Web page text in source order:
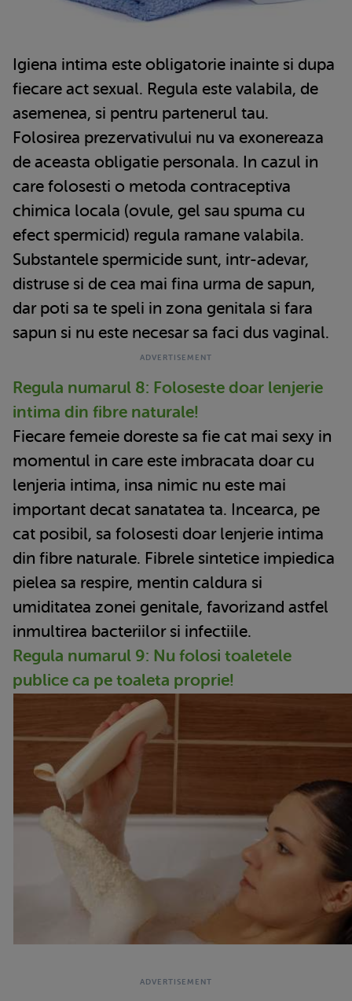
Igiena intima este obligatorie inainte si dupa
fiecare act sexual. Regula este valabila, de
asemenea, si pentru partenerul tau.
Folosirea prezervativului nu va exonereaza
de aceasta obligatie personala. In cazul in
care folosesti o metoda contraceptiva
chimica locala (ovule, gel sau spuma cu
efect spermicid) regula ramane valabila.
Substantele spermicide sunt, intr-adevar,
distruse si de cea mai fina urma de sapun,
dar poti sa te speli in zona genitala si fara
sapun si nu este necesar sa faci dus vaginal.
Regula numarul 8: Foloseste doar lenjerie
intima din fibre naturale!
Fiecare femeie doreste sa fie cat mai sexy in
momentul in care este imbracata doar cu
lenjeria intima, insa nimic nu este mai
important decat sanatatea ta. Incearca, pe
cat posibil, sa folosesti doar lenjerie intima
din fibre naturale. Fibrele sintetice impiedica
pielea sa respire, mentin caldura si
umiditatea zonei genitale, favorizand astfel
inmultirea bacteriilor si infectiile.
Regula numarul 9: Nu folosi toaletele
publice ca pe toaleta proprie!